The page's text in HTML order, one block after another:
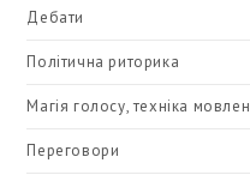
Дебати
Політична риторика
Магія голосу, техніка
Переговори